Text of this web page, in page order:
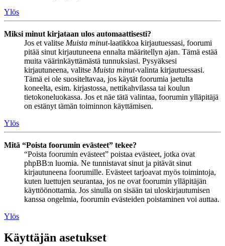
Ylös
Miksi minut kirjataan ulos automaattisesti?
Jos et valitse Muista minut-laatikkoa kirjautuessasi, foorumi
pitää sinut kirjautuneena ennalta määritellyn ajan. Tämä estää
muita väärinkäyttämästä tunnuksiasi. Pysyäksesi
kirjautuneena, valitse Muista minut-valinta kirjautuessasi.
Tämä ei ole suositeltavaa, jos käytät foorumia jaetulta
koneelta, esim. kirjastossa, nettikahvilassa tai koulun
tietokoneluokassa. Jos et näe tätä valintaa, foorumin ylläpitäjä
on estänyt tämän toiminnon käyttämisen.
Ylös
Mitä “Poista foorumin evästeet” tekee?
“Poista foorumin evästeet” poistaa evästeet, jotka ovat
phpBB:n luomia. Ne tunnistavat sinut ja pitävät sinut
kirjautuneena foorumille. Evästeet tarjoavat myös toimintoja,
kuten luettujen seurantaa, jos ne ovat foorumin ylläpitäjän
käyttöönottamia. Jos sinulla on sisään tai uloskirjautumisen
kanssa ongelmia, foorumin evästeiden poistaminen voi auttaa.
Ylös
Käyttäjän asetukset